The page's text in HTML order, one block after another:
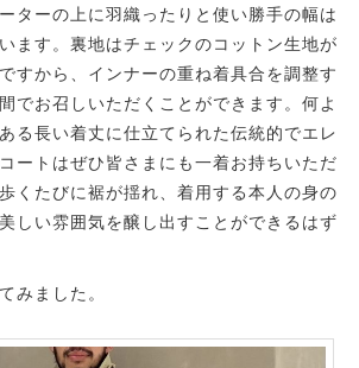
ターの上に羽織ったりと使い勝手の幅は
ます。裏地はチェックのコットン生地が
すから、インナーの重ね着具合を調整す
でお召しいただくことができます。何よ
る長い着丈に仕立てられた伝統的でエレ
ートはぜひ皆さまにも一着お持ちいただ
くたびに裾が揺れ、着用する本人の身の
しい雰囲気を醸し出すことができるはず
みました。